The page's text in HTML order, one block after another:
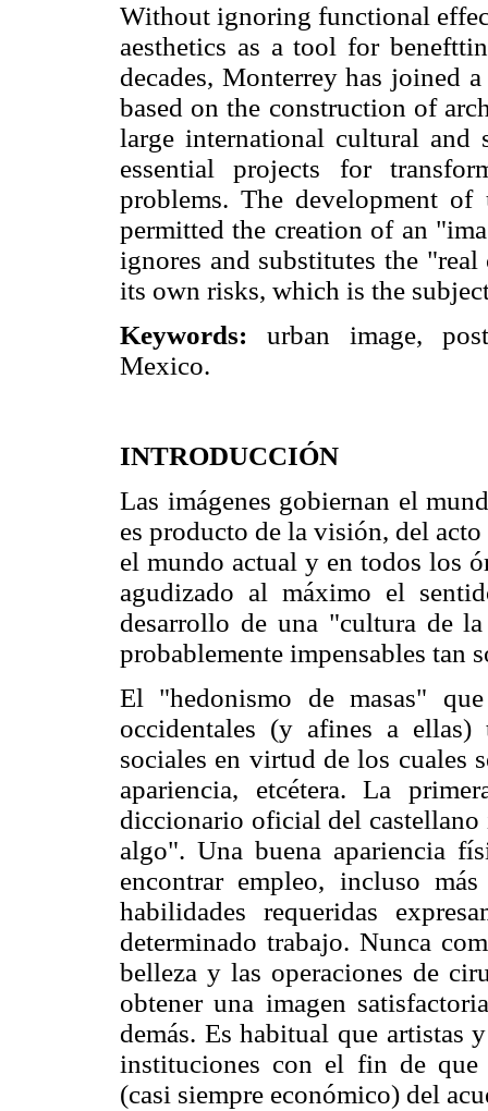
Without ignoring functional
aesthetics as a tool for
decades, Monterrey has joined
based on the construction of
large international cultural and
essential projects for
problems. The development
permitted the creation of an
ignores and substitutes the
its own risks, which is the
Keywords: urban image,
Mexico.
INTRODUCCIÓN
Las imágenes gobiernan el
es producto de la visión, del
el mundo actual y en todos los
agudizado al máximo el
desarrollo de una "cultura de
probablemente impensables tan
El "hedonismo de masas"
occidentales (y afines a
sociales en virtud de los cuales
apariencia, etcétera. La
diccionario oficial del
algo". Una buena apariencia
encontrar empleo, incluso
habilidades requeridas
determinado trabajo. Nunca
belleza y las operaciones de
obtener una imagen
demás. Es habitual que artistas
instituciones con el fin de que
(casi siempre económico) del